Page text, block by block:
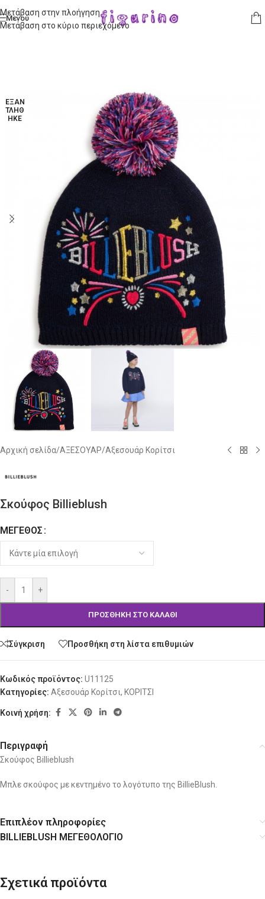
Μετάβαση στην πλοήγηση
Μετάβαση στο κύριο περιεχόμενο
Μενού
ΕΞΑΝ
ΤΛΉΘ
ΗΚΕ
Αρχική σελίδα/ΑΞΕΣΟΥΑΡ/Αξεσουάρ Κορίτσι
Σκούφος Billieblush
ΜΈΓΕΘΟΣ
- +
ΠΡΟΣΘΉΚΗ ΣΤΟ ΚΑΛΆΘΙ
Alternative:
Σύγκριση Προσθήκη στη λίστα επιθυμιών
Κωδικός προϊόντος: U11125
Κατηγορίες: Αξεσουάρ Κορίτσι, ΚΟΡΙΤΣΙ
Κοινή χρήση:
Περιγραφή
Σκούφος Billieblush
Μπλε σκούφος με κεντημένο το λογότυπο της BillieBlush.
Επιπλέον πληροφορίες
BILLIEBLUSH ΜΕΓΕΘΟΛΟΓΙΟ
Σχετικά προϊόντα